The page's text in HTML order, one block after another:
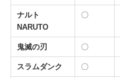
ナルト
NARUTO
〇
鬼滅の刃 〇
スラムダンク 〇